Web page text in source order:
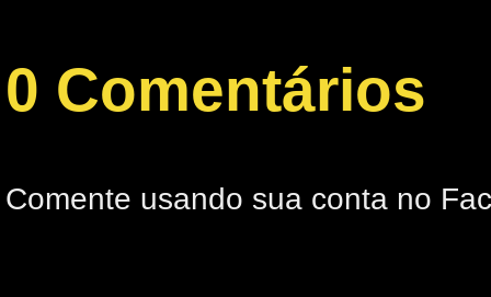
0 Comentários
Comente usando sua conta no